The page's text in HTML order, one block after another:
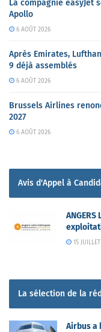
La compagnie easyJet
Apollo
6 AOÛT 2026
Après Emirates,
9 déjà assemblés
6 AOÛT 2026
Brussels Airlines
2027
6 AOÛT 2026
Avis d'Appel à
ANGERS
15
La sélection de la
Airbus a